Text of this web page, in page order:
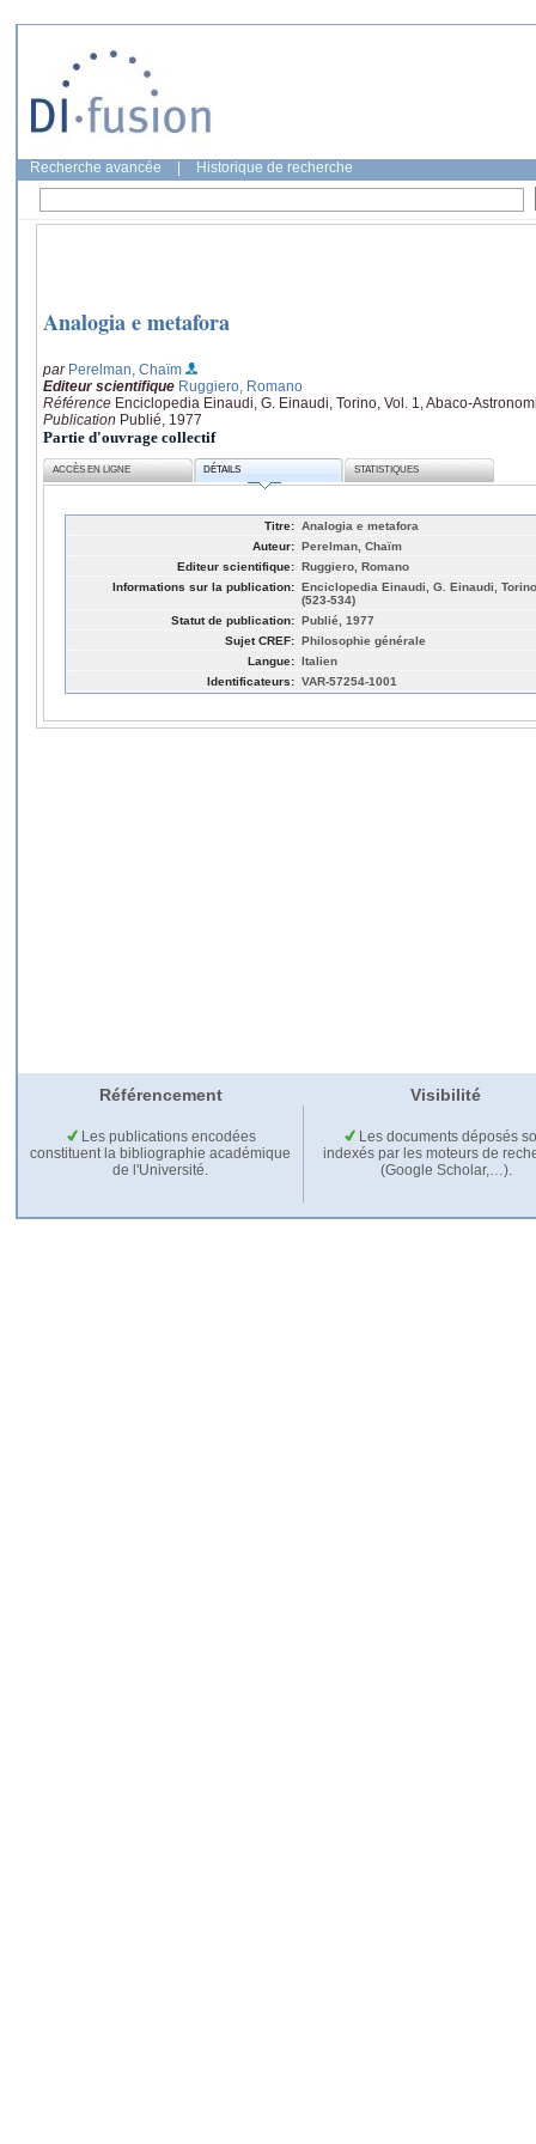
Recherche avancée Historique de recherche
Analogia e metafora
par Perelman, Chaïm
Editeur scientifique Ruggiero, Romano
Référence Enciclopedia Einaudi, G. Einaudi, Torino, Vol. 1, Abaco-
Publication Publié, 1977
Partie d'ouvrage collectif
ACCÈS EN LIGNE DÉTAILS STATISTIQUES
Titre: Analogia e metafora
Auteur: Perelman, Chaïm
Editeur scientifique: Ruggiero, Romano
Informations sur la publication: Enciclopedia Einaudi, G. Einaudi,
(523-534)
Statut de publication: Publié, 1977
Sujet CREF: Philosophie générale
Langue: Italien
Identificateurs: VAR-57254-1001
Référencement Visibilité
Les publications encodées
constituent la bibliographie académique
de l'Université.
Les documents déposés
indexés par les moteurs de
(Google Scholar,…).